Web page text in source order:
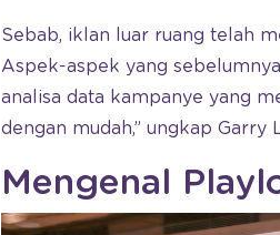
Sebab, iklan luar ruang telah
Aspek-aspek yang
analisa data kampanye yang
dengan mudah,” ungkap Garry
Mengenal